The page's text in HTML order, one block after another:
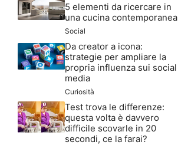
5 elementi da ricercare in
una cucina contemporanea
Social
Da creator a icona:
strategie per ampliare la
propria influenza sui social
media
Curiosità
Test trova le differenze:
questa volta è davvero
difficile scovarle in 20
secondi, ce la farai?